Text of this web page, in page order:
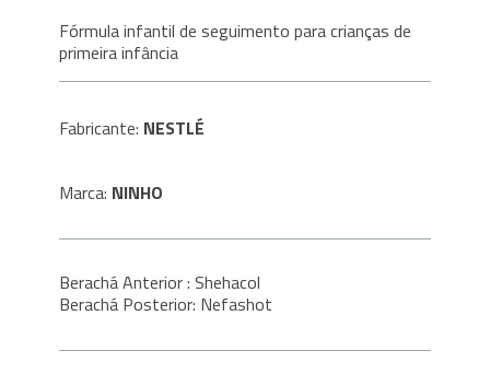
Fórmula infantil de seguimento para crianças de
primeira infância
Fabricante: NESTLÉ
Marca: NINHO
Berachá Anterior : Shehacol
Berachá Posterior: Nefashot